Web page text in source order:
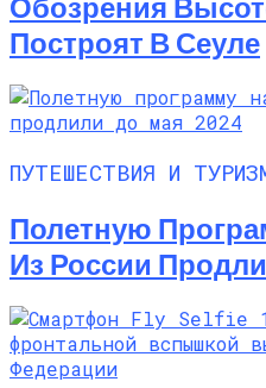
Обозрения
Построят В Сеуле
ПУТЕШЕСТВИЯ И
Полетную
Из России